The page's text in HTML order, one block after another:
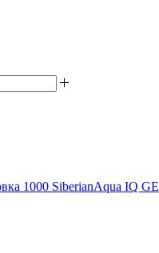
1000 SiberianAqua IQ GE